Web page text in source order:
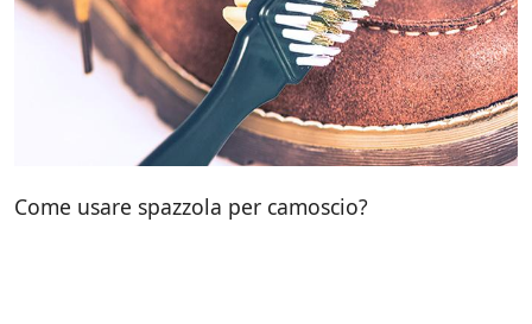
Come usare spazzola per camoscio?